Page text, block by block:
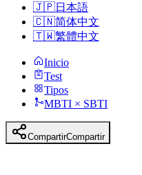
🇯🇵日本語
🇨🇳简体中文
🇹🇼繁體中文
Inicio
Test
Tipos
MBTI × SBTI
CompartirCompartir